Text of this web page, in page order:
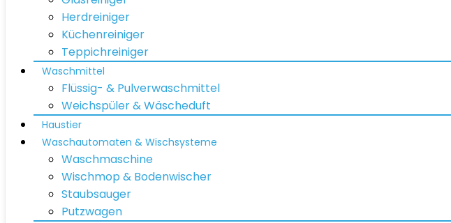
Herdreiniger
Küchenreiniger
Teppichreiniger
Waschmittel
Flüssig- & Pulverwaschmittel
Weichspüler & Wäscheduft
Haustier
Waschautomaten & Wischsysteme
Waschmaschine
Wischmop & Bodenwischer
Staubsauger
Putzwagen